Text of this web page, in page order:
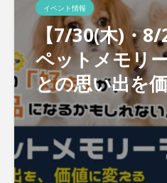
イベント情報
【7/30(木)・8/
ペットメモリ
との思い出を